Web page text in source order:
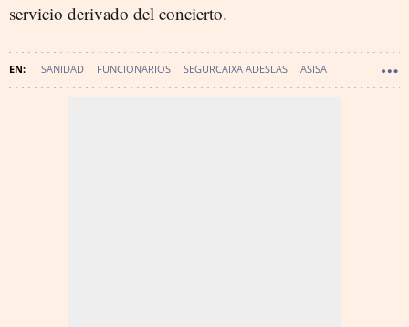
servicio derivado del concierto.
SANIDAD FUNCIONARIOS SEGURCAIXA ADESLAS ASISA